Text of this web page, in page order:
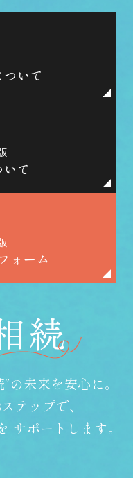
いて
て
ォーム
”の未来を安心に。
テップで、
サポートします。